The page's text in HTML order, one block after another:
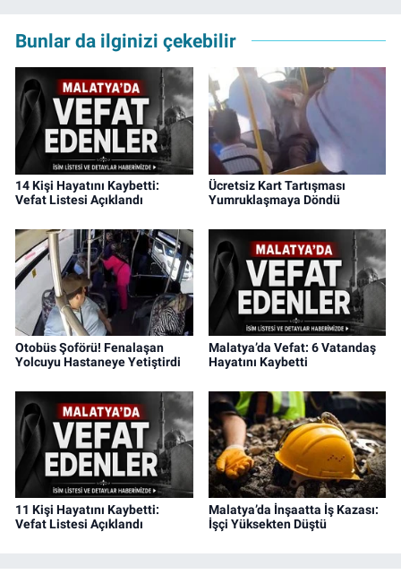
Bunlar da ilginizi çekebilir
14 Kişi Hayatını Kaybetti:
Vefat Listesi Açıklandı
Ücretsiz Kart Tartışması
Yumruklaşmaya Döndü
Otobüs Şoförü! Fenalaşan
Yolcuyu Hastaneye Yetiştirdi
Malatya’da Vefat: 6 Vatandaş
Hayatını Kaybetti
11 Kişi Hayatını Kaybetti:
Vefat Listesi Açıklandı
Malatya’da İnşaatta İş Kazası:
İşçi Yüksekten Düştü